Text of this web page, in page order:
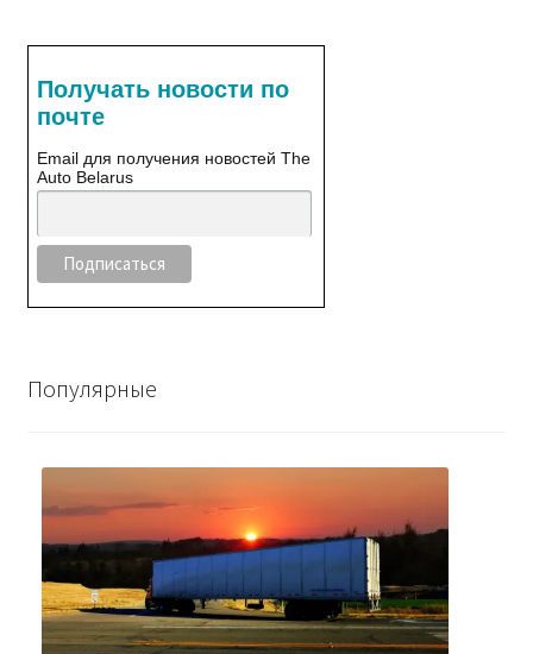
Получать новости по
почте
Email для получения новостей The
Auto Belarus
Популярные